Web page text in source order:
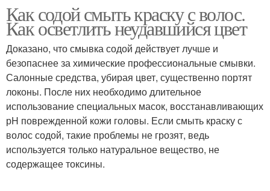
Как содой смыть краску с волос.
Как осветлить неудавшийся цвет
Доказано, что смывка содой действует лучше и
безопаснее за химические профессиональные смывки.
Салонные средства, убирая цвет, существенно портят
локоны. После них необходимо длительное
использование специальных масок, восстанавливающих
рH поврежденной кожи головы. Если смыть краску с
волос содой, такие проблемы не грозят, ведь
используется только натуральное вещество, не
содержащее токсины.